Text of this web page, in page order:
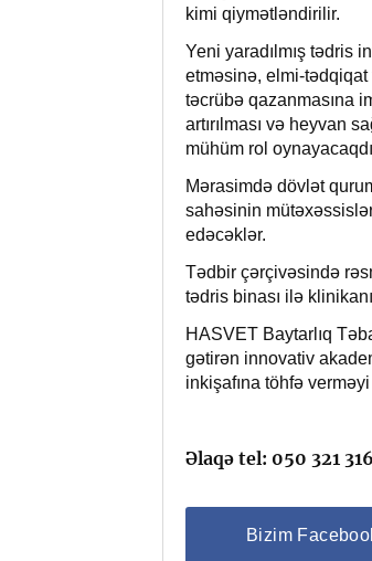
kimi qiymətləndirilir.
Yeni yaradılmış tədris
etməsinə, elmi-
təcrübə qazanmasına
artırılması və heyvan
mühüm rol
Mərasimdə dövlət
sahəsinin
edəcəklər.
Tədbir çərçivəsində
tədris binası ilə
HASVET Baytarlıq
gətirən innovativ
inkişafına töhfə
Əlaqə tel: 050 321
Bizim